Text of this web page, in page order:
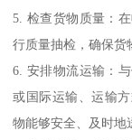
5. 检查货物质量：
行质量抽检，确保货
6. 安排物流运输：
或国际运输、运输
物能够安全、及时地